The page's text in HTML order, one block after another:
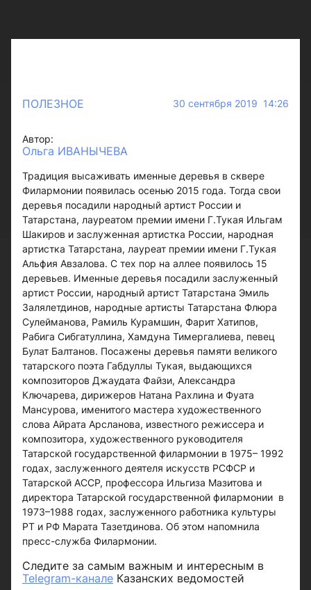
ПОЛЕЗНОЕ 30 сентября 2019 14:26
Автор:
Ольга ИВАНЫЧЕВА
Традиция высаживать именные деревья в сквере
Филармонии появилась осенью 2015 года. Тогда свои
деревья посадили народный артист России и
Татарстана, лауреатом премии имени Г.Тукая Ильгам
Шакиров и заслуженная артистка России, народная
артистка Татарстана, лауреат премии имени Г.Тукая
Альфия Авзалова. С тех пор на аллее появилось 15
деревьев. Именные деревья посадили заслуженный
артист России, народный артист Татарстана Эмиль
Залялетдинов, народные артисты Татарстана Флюра
Сулейманова, Рамиль Курамшин, Фарит Хатипов,
Рабига Сибгатуллина, Хамдуна Тимергалиева, певец
Булат Балтанов. Посажены деревья памяти великого
татарского поэта Габдуллы Тукая, выдающихся
композиторов Джаудата Файзи, Александра
Ключарева, дирижеров Натана Рахлина и Фуата
Мансурова, именитого мастера художественного
слова Айрата Арсланова, известного режиссера и
композитора, художественного руководителя
Татарской государственной филармонии в 1975– 1992
годах, заслуженного деятеля искусств РСФСР и
Татарской АССР, профессора Ильгиза Мазитова и
директора Татарской государственной филармонии в
1973–1988 годах, заслуженного работника культуры
РТ и РФ Марата Тазетдинова. Об этом напомнила
пресс-служба Филармонии.
Следите за самым важным и интересным в
Telegram-канале Казанских ведомостей